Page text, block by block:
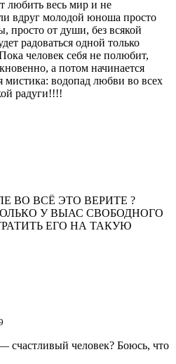
любить весь мир и не
вдруг молодой юноша просто
просто от души, без всякой
радоваться одной только
человек себя не полюбит,
а потом начинается
мистика: водопад любви во всех
радуги!!!!
ВО ВСЁ ЭТО ВЕРИТЕ ?
У ВЫАС СВОБОДНОГО
ЕГО НА ТАКУЮ
человек? Боюсь, что